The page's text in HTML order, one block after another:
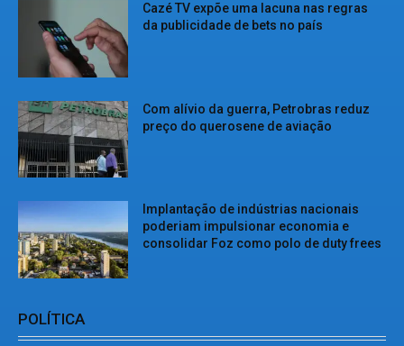
Cazé TV expõe uma lacuna nas regras
da publicidade de bets no país
Com alívio da guerra, Petrobras reduz
preço do querosene de aviação
Implantação de indústrias nacionais
poderiam impulsionar economia e
consolidar Foz como polo de duty frees
POLÍTICA